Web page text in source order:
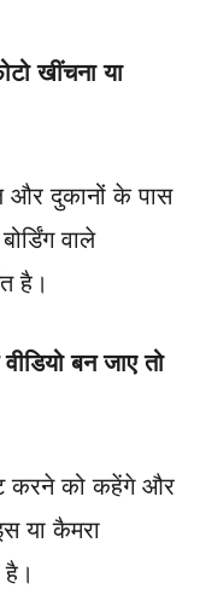
खींचना या
और दुकानों के पास
वाले
है।
बन जाए तो
करने को कहेंगे और
या कैमरा